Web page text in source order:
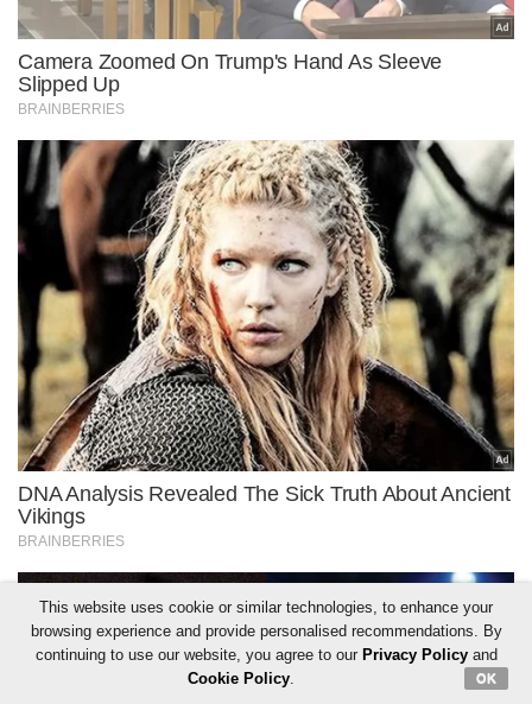
This website uses cookie or similar technologies, to enhance your
browsing experience and provide personalised recommendations. By
continuing to use our website, you agree to our Privacy Policyand
Cookie Policy. OK